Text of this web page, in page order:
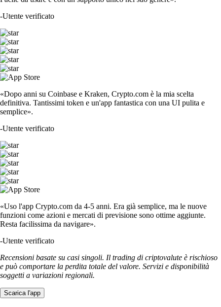
-Utente verificato
«Dopo anni su Coinbase e Kraken, Crypto.com è la mia scelta
definitiva. Tantissimi token e un'app fantastica con una UI pulita e
semplice».
-Utente verificato
«Uso l'app Crypto.com da 4-5 anni. Era già semplice, ma le nuove
funzioni come azioni e mercati di previsione sono ottime aggiunte.
Resta facilissima da navigare».
-Utente verificato
Recensioni basate su casi singoli. Il trading di criptovalute è rischioso
e può comportare la perdita totale del valore. Servizi e disponibilità
soggetti a variazioni regionali.
Scarica l'app